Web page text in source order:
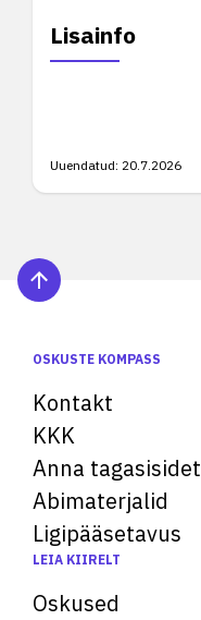
Lisainfo
Uuendatud: 20.7.2026
OSKUSTE KOMPASS
Kontakt
KKK
Anna tagasisidet
Abimaterjalid
Ligipääsetavus
LEIA KIIRELT
Oskused